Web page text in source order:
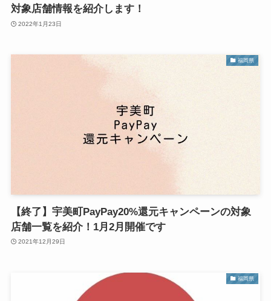
対象店舗情報を紹介します！
2022年1月23日
福岡県
【終了】宇美町PayPay20%還元キャンペーンの対象
店舗一覧を紹介！1月2月開催です
2021年12月29日
福岡県